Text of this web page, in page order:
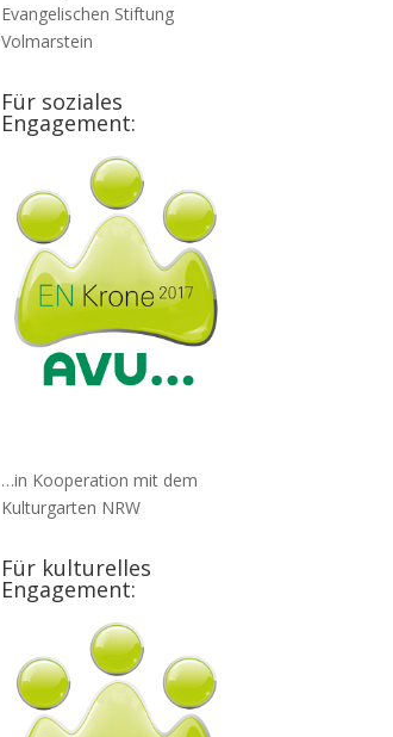
Evangelischen Stiftung
Volmarstein
Für soziales
Engagement:
…in Kooperation mit dem
Kulturgarten NRW
Für kulturelles
Engagement: